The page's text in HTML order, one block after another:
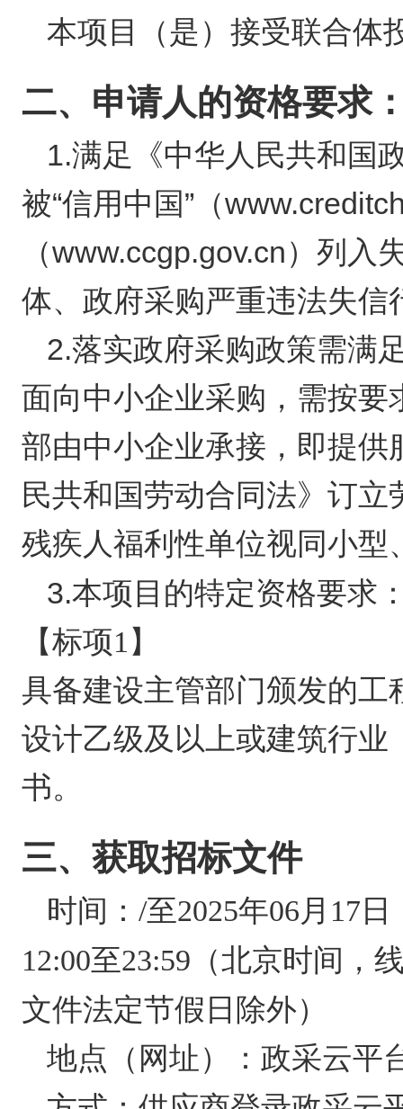
本项目（是 ）接受联合体
二、申请人的资格要求
1.满足《中华人民共和国
被“信用中国”（
（www.ccgp.gov.cn）列
体、政府采购严重违法失信
2.落实政府采购政策需满
面向中小企业采购，需按
部由中小企业承接，即提
民共和国劳动合同法》订
残疾人福利性单位视同小型
3.本项目的特定资格要求
【标项1】
具备建设主管部门颁发的
设计乙级及以上或建筑行
书。
三、获取招标文件
时间： /至2025年06月17日
12:00至23:59 （北京时间，
文件法定节假日除外）
地点（网址）： 政采云平